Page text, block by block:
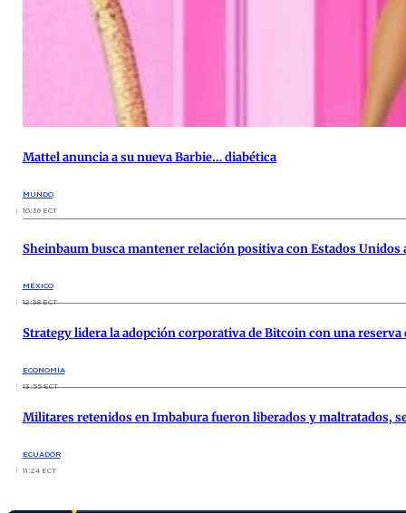
Mattel anuncia a su nueva Barbie… diabética
MUNDO
10:36 ECT
Sheinbaum busca mantener relación positiva con Estados Unidos
MÉXICO
12:38 ECT
Strategy lidera la adopción corporativa de Bitcoin con una reserva
ECONOMÍA
13:55 ECT
Militares retenidos en Imbabura fueron liberados y maltratados,
ECUADOR
11:24 ECT